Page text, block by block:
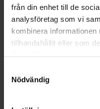
från din enhet till de
analysföretag som vi
kombinera
tillhandahållit eller som
Nödvändig
Du får inte
hemsidan i
föregående
från Momento.
publicera,
annat sätt sprida